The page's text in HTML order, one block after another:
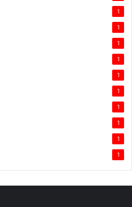
1
1
1
1
1
1
1
1
1
1